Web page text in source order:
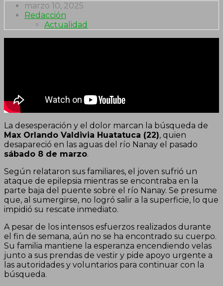
marzo 10, 2025
Redacción
Actualidad
La desesperación y el dolor marcan la búsqueda de
Max Orlando Valdivia Huatatuca (22), quien
desapareció en las aguas del río Nanay el pasado
sábado 8 de marzo.
Según relataron sus familiares, el joven sufrió un
ataque de epilepsia mientras se encontraba en la
parte baja del puente sobre el río Nanay. Se presume
que, al sumergirse, no logró salir a la superficie, lo que
impidió su rescate inmediato.
A pesar de los intensos esfuerzos realizados durante
el fin de semana, aún no se ha encontrado su cuerpo.
Su familia mantiene la esperanza encendiendo velas
junto a sus prendas de vestir y pide apoyo urgente a
las autoridades y voluntarios para continuar con la
búsqueda.